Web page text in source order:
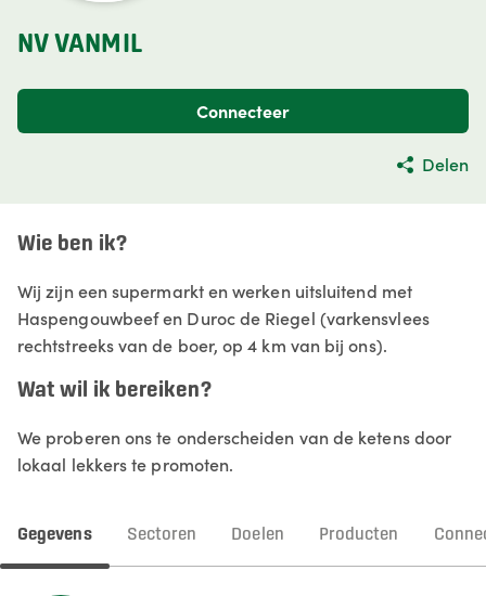
NV VANMIL
Connecteer
Delen
Wie ben ik?
Wij zijn een supermarkt en werken uitsluitend met
Haspengouwbeef en Duroc de Riegel (varkensvlees
rechtstreeks van de boer, op 4 km van bij ons).
Wat wil ik bereiken?
We proberen ons te onderscheiden van de ketens door
lokaal lekkers te promoten.
Gegevens Sectoren Doelen Producten